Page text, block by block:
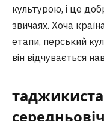
культурою, і це
звичаях. Хоча
етапи, перський
він відчувається